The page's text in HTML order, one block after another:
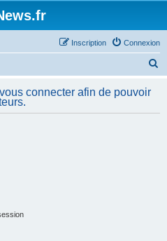
Connexion
Inscription
h
connecter afin de pouvoir